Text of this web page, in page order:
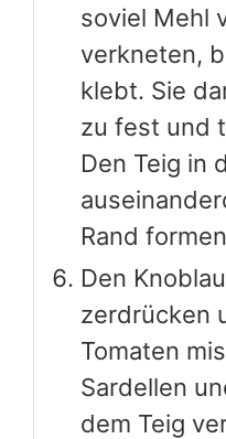
soviel Mehl
verkneten,
klebt. Sie
zu fest und
Den Teig in
Rand
Den
zerdrücken
Tomaten
Sardellen
dem Teig